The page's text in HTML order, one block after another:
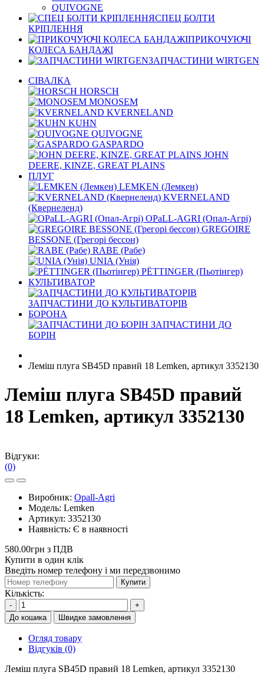
QUIVOGNE
СПЕЦ БОЛТИ
КРІПЛЕННЯ
ПРИКОЧУЮЧІ
КОЛЕСА БАНДАЖІ
ЗАПЧАСТИНИ WIRTGEN
СІВАЛКА
HORSCH
MONOSEM
KVERNELАND
KUHN
QUIVOGNE
GASPARDO
JOHN
DEERE, KINZE, GREAT PLAINS
ПЛУГ
LEMKEN (Лемкен)
KVERNELАND
(Квернеленд)
OPaLL-AGRI (Опал-Агрі)
GREGOIRE
BESSONE (Грегорі бессон)
RABE (Рабе)
UNIA (Унія)
PЁTTINGER (Пьотінгер)
КУЛЬТИВАТОР
ЗАПЧАСТИНИ ДО КУЛЬТИВАТОРІВ
БОРОНА
ЗАПЧАСТИНИ ДО
БОРІН
Леміш плуга SB45D правий 18 Lemken, артикул 3352130
Леміш плуга SB45D правий
18 Lemken, артикул 3352130
Відгуки:
(0)
Виробник: Opall-Agri
Модель: Lemken
Артикул: 3352130
Наявність: Є в наявності
580.00грн з ПДВ
Купити в один клік
Введіть номер телефону і ми передзвонимо
Купити
Кількість:
-
+
До кошика
Швидке замовлення
Огляд товару
Відгуків (0)
Леміш плуга SB45D правий 18 Lemken, артикул 3352130